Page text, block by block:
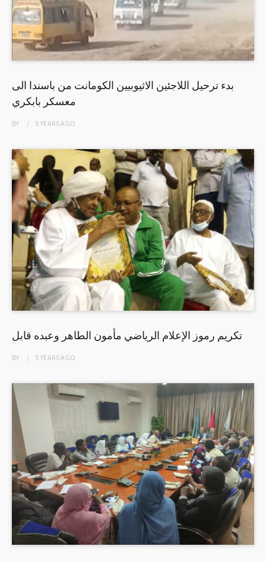
بدء ترحيل اللاجئين الاثيوبيين الكومانت من باسندا الى
معسكر بابكري
BY 5 YEARSAGO
تكريم رموز الإعلام الرياضي مأمون الطاهر وعبده قابل
BY 5 YEARSAGO